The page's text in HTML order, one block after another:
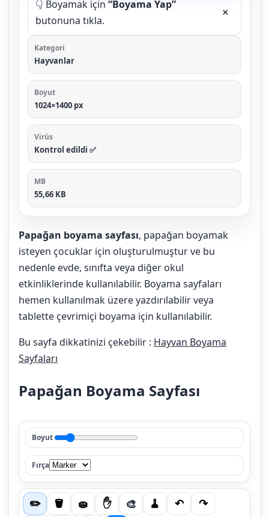
👇 Boyamak için “Boyama Yap”
butonuna tıkla.
×
Kategori
Hayvanlar
Boyut
1024×1400 px
Virüs
Kontrol edildi ✅
MB
55,66 KB
Papağan boyama sayfası, papağan boyamak
isteyen çocuklar için oluşturulmuştur ve bu
nedenle evde, sınıfta veya diğer okul
etkinliklerinde kullanılabilir. Boyama sayfaları
hemen kullanılmak üzere yazdırılabilir veya
tablette çevrimiçi boyama için kullanılabilir.
Bu sayfa dikkatinizi çekebilir : Hayvan Boyama
Sayfaları
Papağan Boyama Sayfası
✏️ 🪣 🧽 ✋ 🎨 🧹 ↶ ↷
Boyut
Fırça